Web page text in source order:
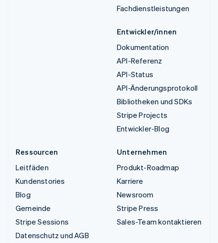
Fachdienstleistungen
Entwickler/innen
Dokumentation
API-Referenz
API-Status
API-Änderungsprotokoll
Bibliotheken und SDKs
Stripe Projects
Entwickler-Blog
Ressourcen
Leitfäden
Kundenstories
Blog
Gemeinde
Stripe Sessions
Datenschutz und AGB
Unternehmen
Produkt-Roadmap
Karriere
Newsroom
Stripe Press
Sales-Team kontaktieren